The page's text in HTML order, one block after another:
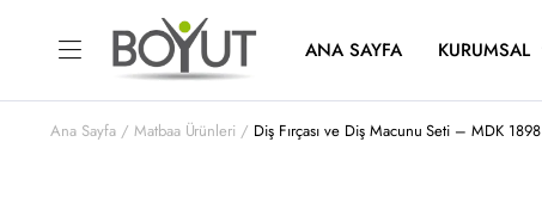
ANA SAYFA KURUMSAL
Ana Sayfa Matbaa Ürünleri Diş Fırçası ve Diş Macunu Seti – MDK 1898